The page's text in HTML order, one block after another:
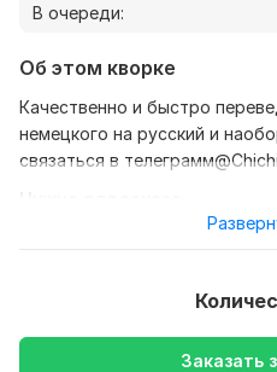
В очереди:
Об этом кворке
Качественно и быстро
немецкого на русский и
связаться в
Ожидаю от вас текст,
Заказать